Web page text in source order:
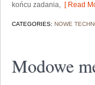
końcu zadania, [ Read
CATEGORIES: NOWE
Modowe